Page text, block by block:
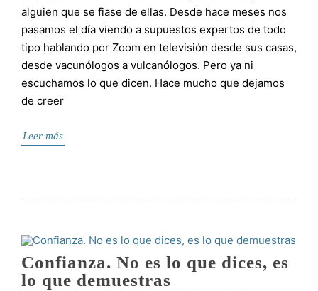
alguien que se fiase de ellas. Desde hace meses nos
pasamos el día viendo a supuestos expertos de todo
tipo hablando por Zoom en televisión desde sus casas,
desde vacunólogos a vulcanólogos. Pero ya ni
escuchamos lo que dicen. Hace mucho que dejamos
de creer
Leer más
Confianza. No es lo que dices, es
lo que demuestras